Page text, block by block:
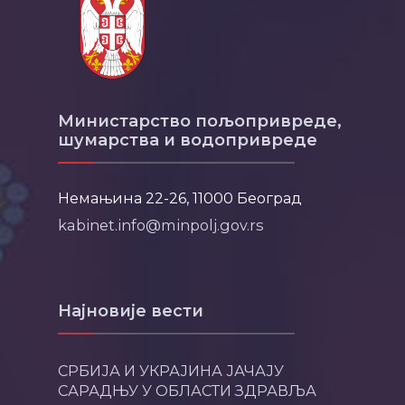
Министарство пољопривреде,
шумарства и водопривреде
Немањина 22-26, 11000 Београд
kabinet.info@minpolj.gov.rs
Најновије вести
СРБИЈА И УКРАЈИНА ЈАЧАЈУ
САРАДЊУ У ОБЛАСТИ ЗДРАВЉА